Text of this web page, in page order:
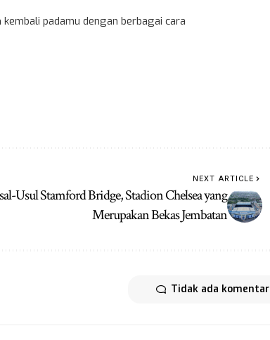
padamu dengan berbagai cara
NEXT ARTICLE
Usul Stamford Bridge, Stadion Chelsea yang
Merupakan Bekas Jembatan
Tidak ada komentar